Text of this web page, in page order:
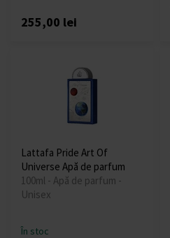
255,00 lei
Lattafa Pride Art Of
Universe Apă de parfum
100ml - Apă de parfum -
Unisex
În stoc